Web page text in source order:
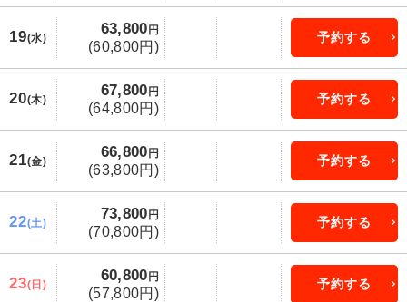
19(水)
63,800 円
(60,800円)
予約する
20(木)
67,800 円
(64,800円)
予約する
21(金)
66,800 円
(63,800円)
予約する
22(土)
73,800 円
(70,800円)
予約する
23(日)
60,800 円
(57,800円)
予約する